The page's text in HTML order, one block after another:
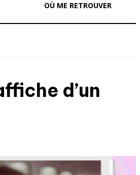
OÙ ME RETROUVER
d’un